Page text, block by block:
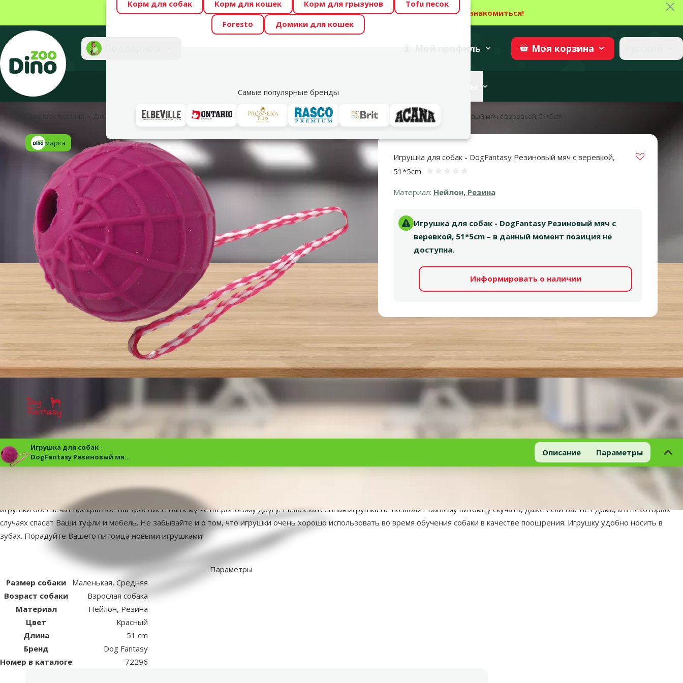
Весь месяц Dino Zoo предлагает отличные цены на ТОП-овые корма! 🍖 → Ознакомиться!
Фотоконкурс “GADA ŪSAIŅI”! Возможно Твой питомец станет звездой 2027 Участвовать
профиль Моя корзина
Корм для собак Корм для кошек Корм для грызунов
Tofu песок
Foresto
Домики для кошек
Самые популярные бренды
Акции
Уход и гигиена Забота о зубах Игрушки для чистки зубов Игрушка для собак - DogFantasy Резиновый мяч с веревкой, 51*5cm
Игрушка для собак - DogFantasy Резиновый мяч с веревкой,
51*5cm
Материал: Нейлон, Резина
Игрушка для собак - DogFantasy Резиновый мяч с
веревкой, 51*5cm – в данный момент позиция не
доступна.
Информировать о наличии
марка
Игрушка для собак -
DogFantasy Резиновый мяч
с веревкой, 51*5cm
Описание Параметры
superzoo.product.detail.content
Игрушка для собак - DogFantasy Резиновый мяч с веревкой, 51*5cm. Собакам очень нравится играть. Самое любимое занятие собак – таскать вещи и игрушки в зубах . Подходящие
игрушки обеспечат прекрасное настроениее Вашему четвероногому другу. Развлекательная игрушка не позволит Вашему питомцу скучать, даже если Вас нет дома, а в некоторых
случаях спасет Ваши туфли и мебель. Не забывайте и о том, что игрушки очень хорошо использовать во время обучения собаки в качестве поощрения. Игрушку удобно носить в
зубах. Порадуйте Вашего питомца новыми игрушками!
Параметры
Размер собаки
Маленькая, Средняя
Возраст собаки
Взрослая собака
Материал
Нейлон, Резина
Цвет
Красный
Длина
51 cm
Бренд
Dog Fantasy
Номер в каталоге
72296